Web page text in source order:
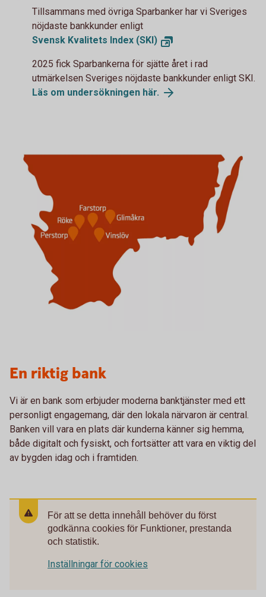
Tillsammans med övriga Sparbanker har vi Sveriges
nöjdaste bankkunder enligt
Svensk Kvalitets Index (SKI)
2025 fick Sparbankerna för sjätte året i rad
utmärkelsen Sveriges nöjdaste bankkunder enligt SKI.
Läs om undersökningen här.
En riktig bank
Vi är en bank som erbjuder moderna banktjänster med ett
personligt engagemang, där den lokala närvaron är central.
Banken vill vara en plats där kunderna känner sig hemma,
både digitalt och fysiskt, och fortsätter att vara en viktig del
av bygden idag och i framtiden.
För att se detta innehåll behöver du först
godkänna cookies för Funktioner, prestanda
och statistik.
Inställningar för cookies